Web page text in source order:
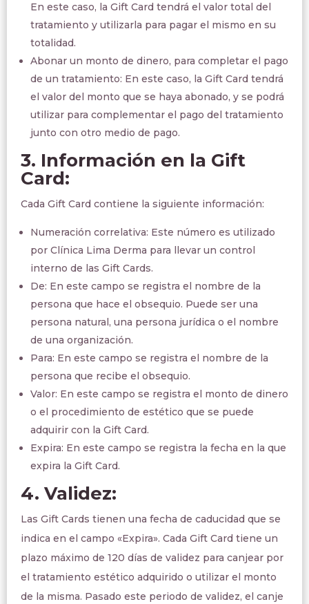
En este caso, la Gift Card tendrá el valor total del
tratamiento y utilizarla para pagar el mismo en su
totalidad.
Abonar un monto de dinero, para completar el pago
de un tratamiento: En este caso, la Gift Card tendrá
el valor del monto que se haya abonado, y se podrá
utilizar para complementar el pago del tratamiento
junto con otro medio de pago.
3. Información en la Gift
Card:
Cada Gift Card contiene la siguiente información:
Numeración correlativa: Este número es utilizado
por Clínica Lima Derma para llevar un control
interno de las Gift Cards.
De: En este campo se registra el nombre de la
persona que hace el obsequio. Puede ser una
persona natural, una persona jurídica o el nombre
de una organización.
Para: En este campo se registra el nombre de la
persona que recibe el obsequio.
Valor: En este campo se registra el monto de dinero
o el procedimiento de estético que se puede
adquirir con la Gift Card.
Expira: En este campo se registra la fecha en la que
expira la Gift Card.
4. Validez:
Las Gift Cards tienen una fecha de caducidad que se
indica en el campo «Expira». Cada Gift Card tiene un
plazo máximo de 120 días de validez para canjear por
el tratamiento estético adquirido o utilizar el monto
de la misma. Pasado este periodo de validez, el canje